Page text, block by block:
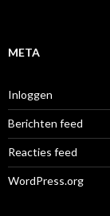
META
Inloggen
Berichten feed
Reacties feed
WordPress.org